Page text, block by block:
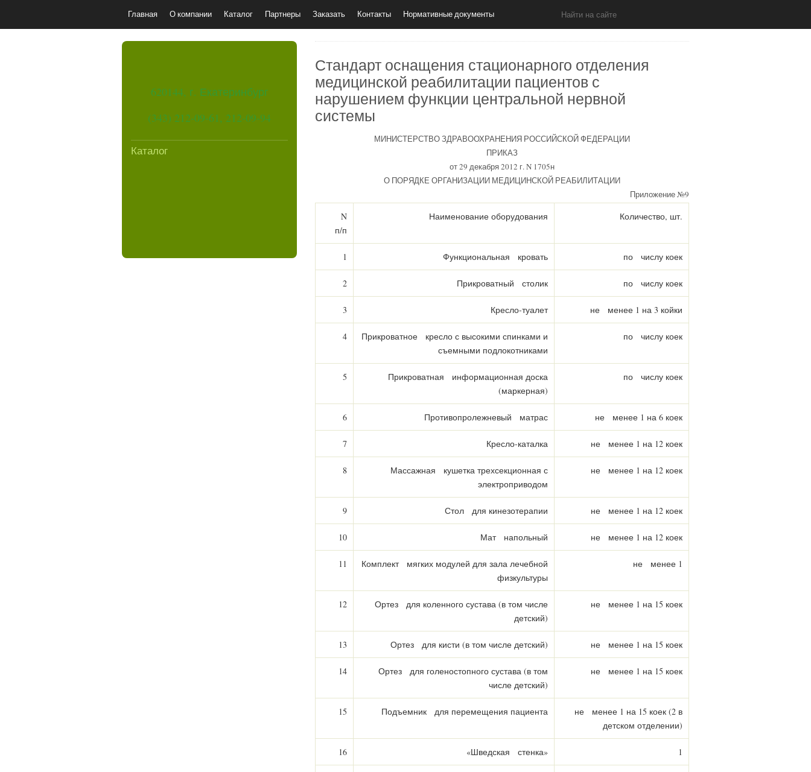
Главная О компании Каталог Партнеры Заказать Контакты Нормативные документы
620144, г. Екатеринбург
(343) 212-09-61, 212-09-94
Каталог
Стандарт оснащения стационарного отделения
медицинской реабилитации пациентов с
нарушением функции центральной нервной
системы
МИНИСТЕРСТВО ЗДРАВООХРАНЕНИЯ РОССИЙСКОЙ ФЕДЕРАЦИИ
ПРИКАЗ
от 29 декабря 2012 г. N 1705н
О ПОРЯДКЕ ОРГАНИЗАЦИИ МЕДИЦИНСКОЙ РЕАБИЛИТАЦИИ
Приложение №9
N
п/п
Наименование оборудования Количество, шт.
1 Функциональная кровать по числу коек
2 Прикроватный столик по числу коек
3 Кресло-туалет не менее 1 на 3 койки
4
Прикроватное кресло с высокими спинками и
съемными подлокотниками
по числу коек
5
Прикроватная информационная доска
(маркерная)
по числу коек
6 Противопролежневый матрас не менее 1 на 6 коек
7 Кресло-каталка не менее 1 на 12 коек
8
Массажная кушетка трехсекционная с
электроприводом
не менее 1 на 12 коек
9 Стол для кинезотерапии не менее 1 на 12 коек
10 Мат напольный не менее 1 на 12 коек
11
Комплект мягких модулей для зала лечебной
физкультуры
не менее 1
12
Ортез для коленного сустава (в том числе
детский)
не менее 1 на 15 коек
13 Ортез для кисти (в том числе детский) не менее 1 на 15 коек
14
Ортез для голеностопного сустава (в том
числе детский)
не менее 1 на 15 коек
15 Подъемник для перемещения пациента
не менее 1 на 15 коек (2 в
детском отделении)
16 «Шведская стенка» 1